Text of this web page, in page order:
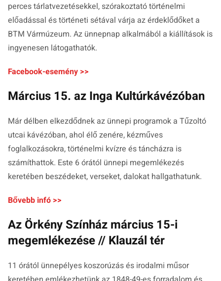
perces tárlatvezetésekkel, szórakoztató történelmi
előadással és történeti sétával várja az érdeklődőket a
BTM Vármúzeum. Az ünnepnap alkalmából a kiállítások is
ingyenesen látogathatók.
Facebook-esemény >>
Március 15. az Inga Kultúrkávézóban
Már délben elkezdődnek az ünnepi programok a Tűzoltó
utcai kávézóban, ahol élő zenére, kézműves
foglalkozásokra, történelmi kvízre és táncházra is
számíthattok. Este 6 órától ünnepi megemlékezés
keretében beszédeket, verseket, dalokat hallgathatunk.
Bővebb infó >>
Az Örkény Színház március 15-i
megemlékezése // Klauzál tér
11 órától ünnepélyes koszorúzás és irodalmi műsor